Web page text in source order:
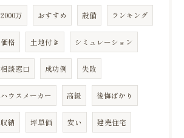
2000万 おすすめ 設備 ランキング
価格 土地付き シミュレーション
相談窓口 成功例 失敗
ハウスメーカー 高級 後悔ばかり
収納 坪単価 安い 建売住宅